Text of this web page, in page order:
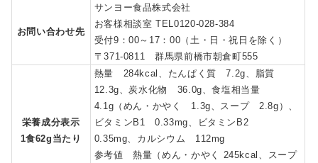
お問い合わせ先
サンヨー食品株式会社
お客様相談室 TEL0120-028-384
受付9：00～17：00（土・日・祝日を除く）
〒371-0811 群馬県前橋市朝倉町555
栄養成分表示
1食62g当たり
熱量 284kcal、たんぱく質 7.2g、脂質
12.3g、炭水化物 36.0g、食塩相当量
4.1g（めん・かやく 1.3g、スープ 2.8g）、
ビタミンB1 0.33mg、ビタミンB2
0.35mg、カルシウム 112mg
参考値 熱量（めん・かやく 245kcal、スープ